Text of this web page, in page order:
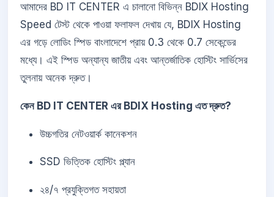
আমাদের BD IT CENTER এ চালানো বিভিন্ন BDIX Hosting
Speed টেস্ট থেকে পাওয়া ফলাফল দেখায় যে, BDIX Hosting
এর গড়ে লোডিং স্পিড বাংলাদেশে প্রায় 0.3 থেকে 0.7 সেকেন্ডের
মধ্যে। এই স্পিড অন্যান্য জাতীয় এবং আন্তর্জাতিক হোস্টিং সার্ভিসের
তুলনায় অনেক দ্রুত।
কেন BD IT CENTER এর BDIX Hosting এত দ্রুত?
উচ্চগতির নেটওয়ার্ক কানেকশন
SSD ভিত্তিক হোস্টিং প্ল্যান
২৪/৭ প্রযুক্তিগত সহায়তা